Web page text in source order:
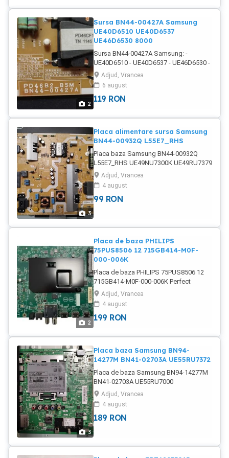
etc. disponibile si NEpostate.
2
Sursa BN44-00427A Samsung
UE40D6510 UE40D6537
UE46D6530 8000
Sursa BN44-00427A Samsung: -
UE40D6510 - UE40D6537 - UE46D6530 -
UE46D8000 Testat și perfect funcțional !
Expediere in maxim 24h, livrare a doua zi
prin curier rapid!
Adjud, Vrancea
6 august
119 RON
3
Placa alimentare sursa Samsung
BN44-00932Q L55E7_RHS
Placa baza Samsung BN44-00932Q
L55E7_RHS UE49NU7300K UE49RU7379
GQ50Q60T UE50RU7020 UE50RU7400
UE55RU7092 UE55RU7100 UE55RU7179
UE55RU7372 UE55RU7400 UE58RU7100
Testat, functional 100%. Livrare oriunde
disponibile pentru LG, SAMSUNG,
HISENSE, PANASONIC etc. disponibile
si NEpostate
Adjud, Vrancea
4 august
99 RON
2
Placa de baza PHILIPS
75PUS8506 12 715GB414-M0F-
000-006K
Placa de baza PHILIPS 75PUS8506 12
715GB414-M0F-000-006K Perfect
funtionala. Provine de la un TV cu
display crapat.
Adjud, Vrancea
4 august
199 RON
3
Placa baza Samsung BN94-
14277M BN41-02703A UE55RU7372
Placa de baza Samsung BN94-14277M
BN41-02703A UE55RU7000
UE55RU7099 UE55RU7179 UE55RU7372
UE55RU7379 UE55RU7449 Testat,
functional 100%. Livrare oriunde in tara !
Alte placi disponibile in stoc ! Module t-
PANASONIC etc. disponibile si
NEpostate
Adjud, Vrancea
4 august
189 RON